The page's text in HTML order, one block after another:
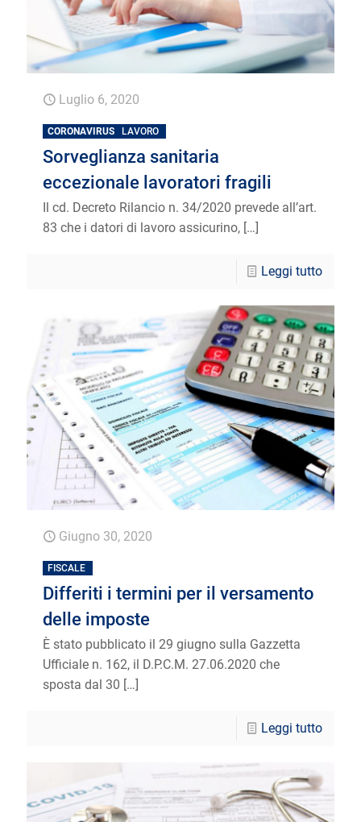
Luglio 6, 2020
CORONAVIRUS LAVORO
Sorveglianza sanitaria
eccezionale lavoratori fragili
Il cd. Decreto Rilancio n. 34/2020 prevede all’art.
83 che i datori di lavoro assicurino, […]
Leggi tutto
Giugno 30, 2020
FISCALE
Differiti i termini per il versamento
delle imposte
È stato pubblicato il 29 giugno sulla Gazzetta
Ufficiale n. 162, il D.P.C.M. 27.06.2020 che
sposta dal 30 […]
Leggi tutto